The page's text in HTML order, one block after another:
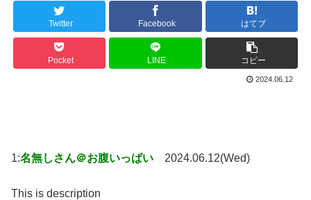
Twitter Facebook はてブ
Pocket LINE コピー
2024.06.12
1:名無しさん＠お腹いっぱい 2024.06.12(Wed)
This is description